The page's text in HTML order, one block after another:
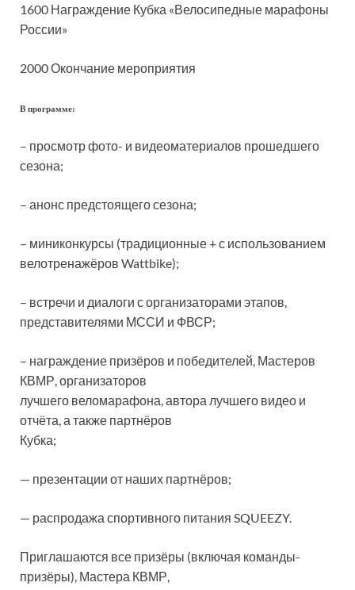
1600 Награждение Кубка «Велосипедные марафоны
России»
2000 Окончание мероприятия
В программе:
– просмотр фото- и видеоматериалов прошедшего
сезона;
– анонс предстоящего сезона;
– миниконкурсы (традиционные + с использованием
велотренажёров Wattbike);
– встречи и диалоги с организаторами этапов,
представителями МССИ и ФВСР;
– награждение призёров и победителей, Мастеров
КВМР, организаторов
лучшего веломарафона, автора лучшего видео и
отчёта, а также партнёров
Кубка;
— презентации от наших партнёров;
— распродажа спортивного питания SQUEEZY.
Приглашаются все призёры (включая команды-
призёры), Мастера КВМР,